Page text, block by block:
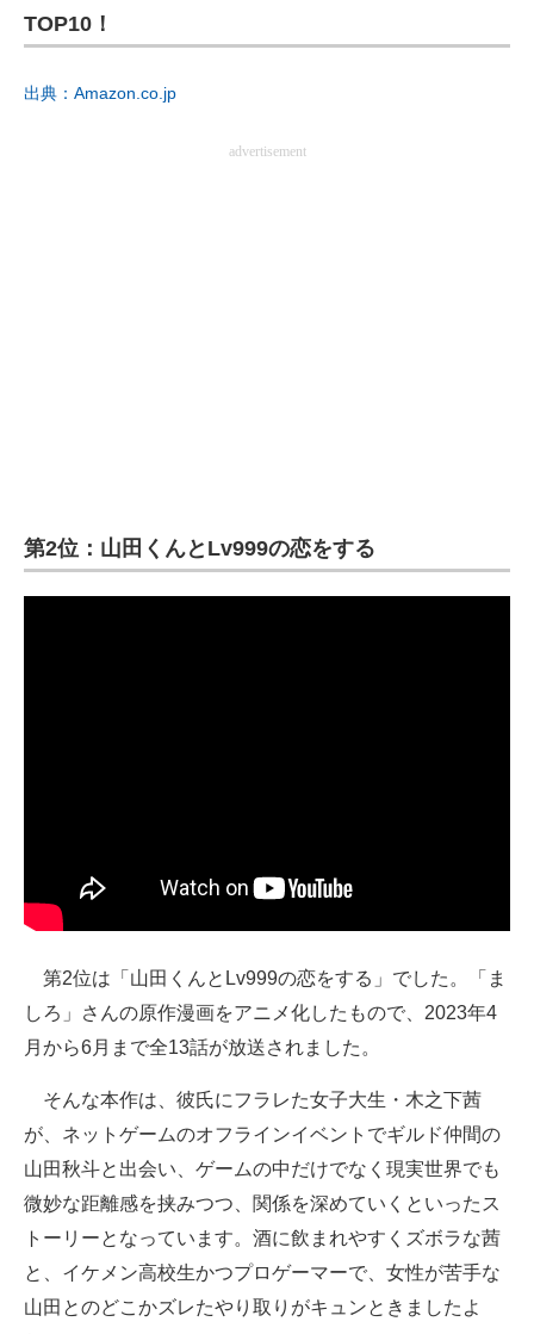
TOP10！
出典：Amazon.co.jp
advertisement
第2位：山田くんとLv999の恋をする
第2位は「山田くんとLv999の恋をする」でした。「ま
しろ」さんの原作漫画をアニメ化したもので、2023年4
月から6月まで全13話が放送されました。
そんな本作は、彼氏にフラレた女子大生・木之下茜
が、ネットゲームのオフラインイベントでギルド仲間の
山田秋斗と出会い、ゲームの中だけでなく現実世界でも
微妙な距離感を挟みつつ、関係を深めていくといったス
トーリーとなっています。酒に飲まれやすくズボラな茜
と、イケメン高校生かつプロゲーマーで、女性が苦手な
山田とのどこかズレたやり取りがキュンときましたよ